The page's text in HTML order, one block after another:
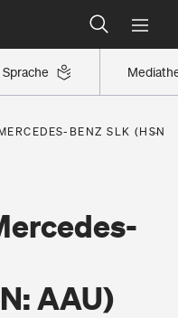
finden
finden
BENZ SLK
AAU)